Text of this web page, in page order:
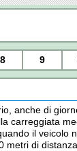
8 9
anche di
carreggiata
il veicolo
metri di distanza